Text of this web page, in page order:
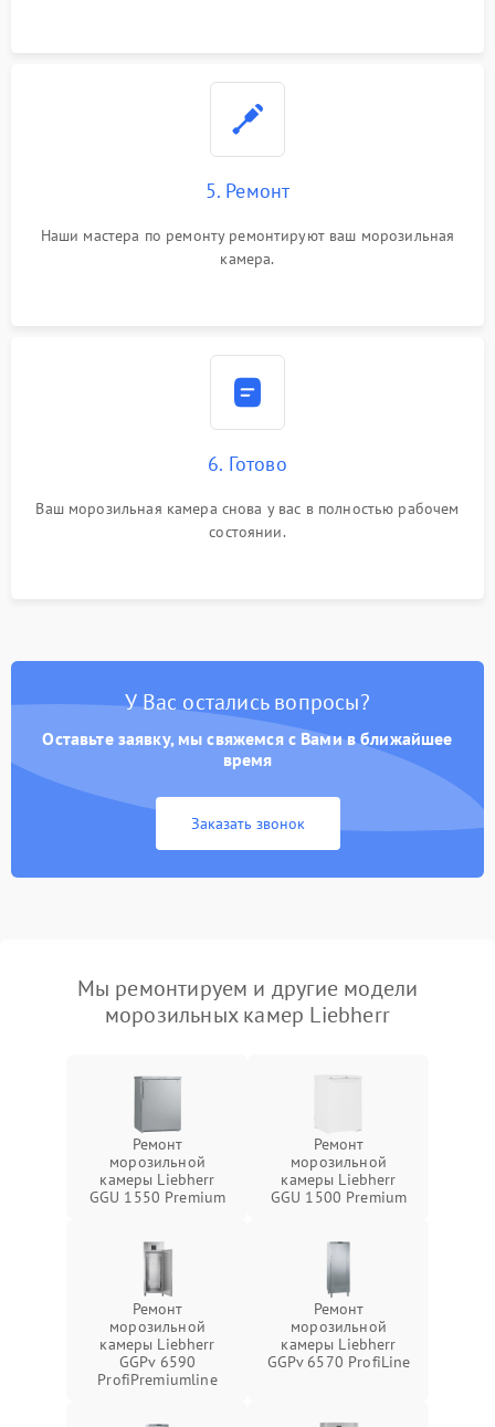
5. Ремонт
Наши мастера по ремонту ремонтируют ваш морозильная
камера.
6. Готово
Ваш морозильная камера снова у вас в полностью рабочем
состоянии.
У Вас остались вопросы?
Оставьте заявку, мы свяжемся с Вами в ближайшее
время
Заказать звонок
Мы ремонтируем и другие модели
морозильных камер Liebherr
Ремонт
морозильной
камеры Liebherr
GGU 1550 Premium
Ремонт
морозильной
камеры Liebherr
GGU 1500 Premium
Ремонт
морозильной
камеры Liebherr
GGPv 6590
ProfiPremiumline
Ремонт
морозильной
камеры Liebherr
GGPv 6570 ProfiLine